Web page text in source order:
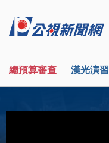
總預算審查 漢光演習